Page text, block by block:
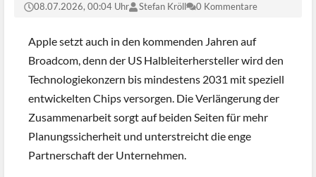
08.07.2026, 00:04 Uhr Stefan Kröll 0 Kommentare
Apple setzt auch in den kommenden Jahren auf
Broadcom, denn der US Halbleiterhersteller wird den
Technologiekonzern bis mindestens 2031 mit speziell
entwickelten Chips versorgen. Die Verlängerung der
Zusammenarbeit sorgt auf beiden Seiten für mehr
Planungssicherheit und unterstreicht die enge
Partnerschaft der Unternehmen.